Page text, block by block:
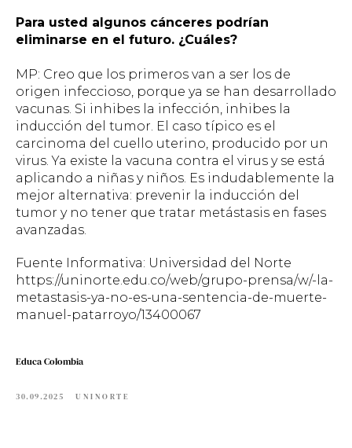
Para usted algunos cánceres podrían
eliminarse en el futuro. ¿Cuáles?
MP: Creo que los primeros van a ser los de
origen infeccioso, porque ya se han desarrollado
vacunas. Si inhibes la infección, inhibes la
inducción del tumor. El caso típico es el
carcinoma del cuello uterino, producido por un
virus. Ya existe la vacuna contra el virus y se está
aplicando a niñas y niños. Es indudablemente la
mejor alternativa: prevenir la inducción del
tumor y no tener que tratar metástasis en fases
avanzadas.
Fuente Informativa: Universidad del Norte
https://uninorte.edu.co/web/grupo-prensa/w/-la-
metastasis-ya-no-es-una-sentencia-de-muerte-
manuel-patarroyo/13400067
Educa Colombia
30.09.2025 UNINORTE